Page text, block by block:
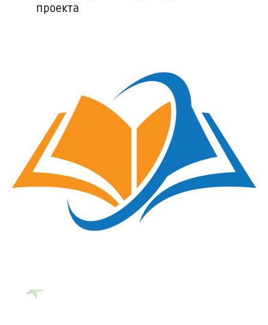
проекта